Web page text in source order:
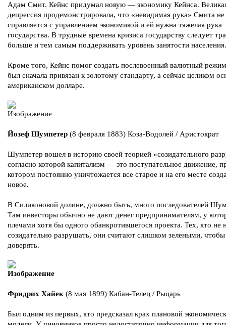
Адам Смит. Кейнс придумал новую — экономику Кейнса.
депрессия продемонстрировала, что «невидимая рука» Смита не
справляется с управлением экономикой и ей нужна тяжелая рука
государства. В трудные времена кризиса государству следует
больше и тем самым поддерживать уровень занятости
Кроме того, Кейнс помог создать послевоенный валютный
был сначала привязан к золотому стандарту, а сейчас целиком
американском долларе.
Йозеф Шумпетер (8 февраля 1883) Коза-Водолей / Аристократ
Шумпетер вошел в историю своей теорией «созидательного
согласно которой капитализм — это поступательное движение,
котором постоянно уничтожается все старое и на его месте
новое.
В Силиконовой долине, должно быть, много последователей
Там инвесторы обычно не дают денег предпринимателям, у
плечами хотя бы одного обанкротившегося проекта. Тех, кто не
созидательно разрушать, они считают слишком зелеными,
доверять.
Фридрих Хайек (8 мая 1899) Кабан-Телец / Рыцарь
Был одним из первых, кто предсказал крах плановой